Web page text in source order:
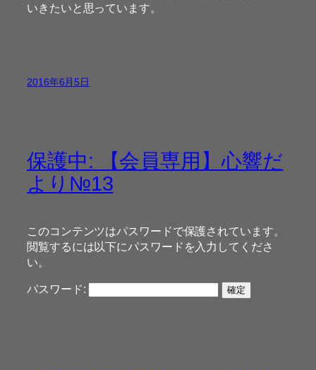
いきたいと思っています。
2016年6月5日
保護中: 【会員専用】心響だ
より№13
このコンテンツはパスワードで保護されています。
閲覧するには以下にパスワードを入力してくださ
い。
パスワード: